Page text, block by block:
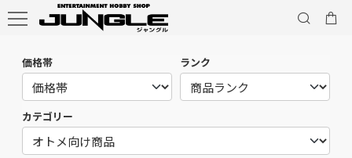
価格帯 ランク
カテゴリー